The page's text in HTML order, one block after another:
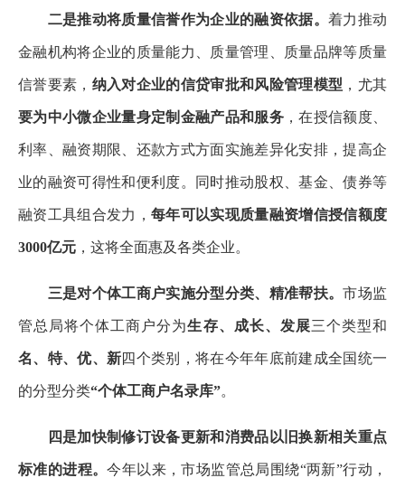
二是推动将质量信誉作为企业的融资依据。着力推动
金融机构将企业的质量能力、质量管理、质量品牌等质量
信誉要素， 纳入对企业的信贷审批和风险管理模型 ，尤其
要为中小微企业量身定制金融产品和服务 ，在授信额度、
利率、融资期限、还款方式方面实施差异化安排，提高企
业的融资可得性和便利度。同时推动股权、基金、债券等
融资工具组合发力， 每年可以实现质量融资增信授信额度
3000亿元 ，这将全面惠及各类企业。
三是对个体工商户实施分型分类、精准帮扶。市场监
管总局将个体工商户分为生存、成长、发展三个类型和
名、特、优、新四个类别，将在今年年底前建成全国统一
的分型分类“个体工商户名录库”。
四是加快制修订设备更新和消费品以旧换新相关重点
标准的进程。今年以来，市场监管总局围绕“两新”行动，